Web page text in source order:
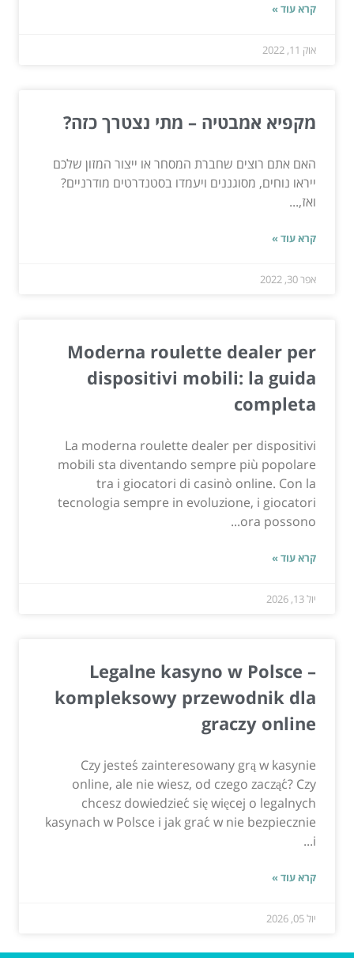
קרא עוד »
אוק 11, 2022
מקפיא אמבטיה – מתי נצטרך כזה?
האם אתם רוצים שחברת המסחר או ייצור המזון שלכם
ייראו נוחים, מסוגננים ויעמדו בסטנדרטים מודרניים?
ואז,...
קרא עוד »
אפר 30, 2022
Moderna roulette dealer per
dispositivi mobili: la guida
completa
La moderna roulette dealer per dispositivi
mobili sta diventando sempre più popolare
tra i giocatori di casinò online. Con la
tecnologia sempre in evoluzione, i giocatori
ora possono...
קרא עוד »
יול 13, 2026
Legalne kasyno w Polsce –
kompleksowy przewodnik dla
graczy online
Czy jesteś zainteresowany grą w kasynie
online, ale nie wiesz, od czego zacząć? Czy
chcesz dowiedzieć się więcej o legalnych
kasynach w Polsce i jak grać w nie bezpiecznie
i...
קרא עוד »
יול 05, 2026